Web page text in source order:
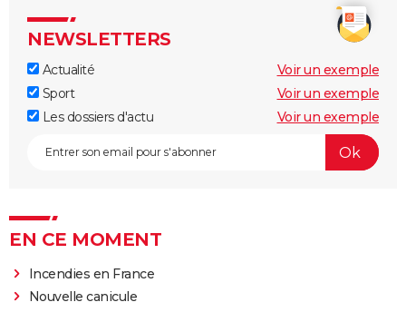
NEWSLETTERS
Actualité
Voir un exemple
Sport
Voir un exemple
Les dossiers d'actu
Voir un exemple
EN CE MOMENT
Incendies en France
Nouvelle canicule